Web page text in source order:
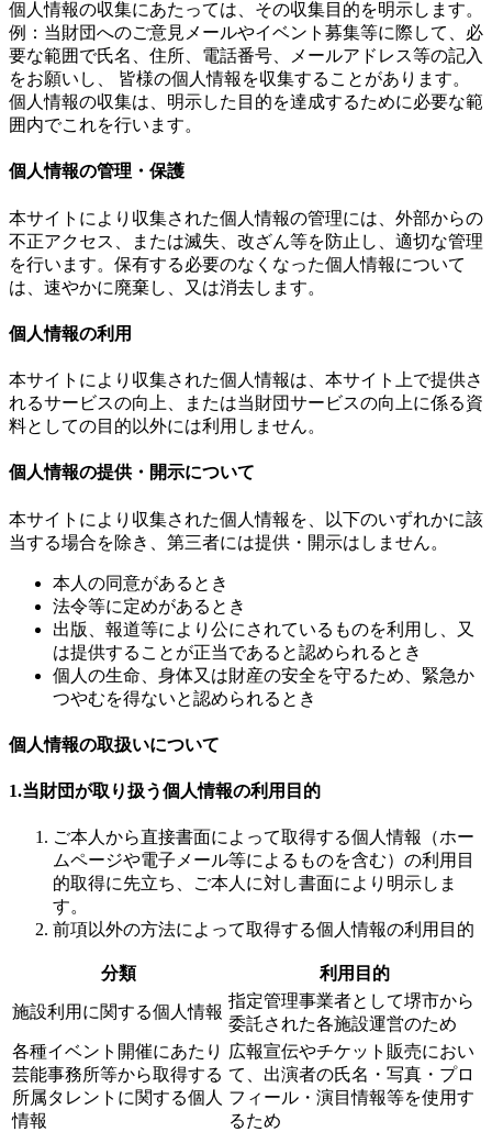
個人情報の収集にあたっては、その収集目的を明示します。
例：当財団へのご意見メールやイベント募集等に際して、必
要な範囲で氏名、住所、電話番号、メールアドレス等の記入
をお願いし、 皆様の個人情報を収集することがあります。
個人情報の収集は、明示した目的を達成するために必要な範
囲内でこれを行います。
個人情報の管理・保護
本サイトにより収集された個人情報の管理には、外部からの
不正アクセス、または滅失、改ざん等を防止し、適切な管理
を行います。保有する必要のなくなった個人情報について
は、速やかに廃棄し、又は消去します。
個人情報の利用
本サイトにより収集された個人情報は、本サイト上で提供さ
れるサービスの向上、または当財団サービスの向上に係る資
料としての目的以外には利用しません。
個人情報の提供・開示について
本サイトにより収集された個人情報を、以下のいずれかに該
当する場合を除き、第三者には提供・開示はしません。
本人の同意があるとき
法令等に定めがあるとき
出版、報道等により公にされているものを利用し、又
は提供することが正当であると認められるとき
個人の生命、身体又は財産の安全を守るため、緊急か
つやむを得ないと認められるとき
個人情報の取扱いについて
1.当財団が取り扱う個人情報の利用目的
ご本人から直接書面によって取得する個人情報（ホー
ムページや電子メール等によるものを含む）の利用目
的取得に先立ち、ご本人に対し書面により明示しま
す。
前項以外の方法によって取得する個人情報の利用目的
分類 利用目的
施設利用に関する個人情報
指定管理事業者として堺市から
委託された各施設運営のため
各種イベント開催にあたり
芸能事務所等から取得する
所属タレントに関する個人
情報
広報宣伝やチケット販売におい
て、出演者の氏名・写真・プロ
フィール・演目情報等を使用す
るため